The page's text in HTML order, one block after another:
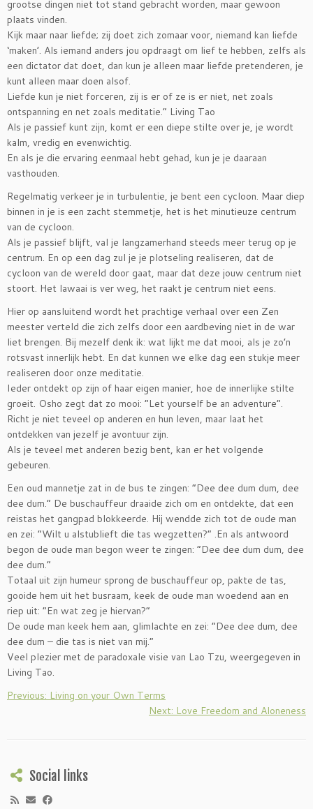
grootse dingen niet tot stand gebracht worden, maar gewoon
plaats vinden.
Kijk maar naar liefde; zij doet zich zomaar voor, niemand kan liefde
‘maken’. Als iemand anders jou opdraagt om lief te hebben, zelfs als
een dictator dat doet, dan kun je alleen maar liefde pretenderen, je
kunt alleen maar doen alsof.
Liefde kun je niet forceren, zij is er of ze is er niet, net zoals
ontspanning en net zoals meditatie.” Living Tao
Als je passief kunt zijn, komt er een diepe stilte over je, je wordt
kalm, vredig en evenwichtig.
En als je die ervaring eenmaal hebt gehad, kun je je daaraan
vasthouden.
Regelmatig verkeer je in turbulentie, je bent een cycloon. Maar diep
binnen in je is een zacht stemmetje, het is het minutieuze centrum
van de cycloon.
Als je passief blijft, val je langzamerhand steeds meer terug op je
centrum. En op een dag zul je je plotseling realiseren, dat de
cycloon van de wereld door gaat, maar dat deze jouw centrum niet
stoort. Het lawaai is ver weg, het raakt je centrum niet eens.
Hier op aansluitend wordt het prachtige verhaal over een Zen
meester verteld die zich zelfs door een aardbeving niet in de war
liet brengen. Bij mezelf denk ik: wat lijkt me dat mooi, als je zo’n
rotsvast innerlijk hebt. En dat kunnen we elke dag een stukje meer
realiseren door onze meditatie.
Ieder ontdekt op zijn of haar eigen manier, hoe de innerlijke stilte
groeit. Osho zegt dat zo mooi: “Let yourself be an adventure”.
Richt je niet teveel op anderen en hun leven, maar laat het
ontdekken van jezelf je avontuur zijn.
Als je teveel met anderen bezig bent, kan er het volgende
gebeuren.
Een oud mannetje zat in de bus te zingen: “Dee dee dum dum, dee
dee dum.” De buschauffeur draaide zich om en ontdekte, dat een
reistas het gangpad blokkeerde. Hij wendde zich tot de oude man
en zei: “Wilt u alstublieft die tas wegzetten?” .En als antwoord
begon de oude man begon weer te zingen: “Dee dee dum dum, dee
dee dum.”
Totaal uit zijn humeur sprong de buschauffeur op, pakte de tas,
gooide hem uit het busraam, keek de oude man woedend aan en
riep uit: “En wat zeg je hiervan?”
De oude man keek hem aan, glimlachte en zei: “Dee dee dum, dee
dee dum – die tas is niet van mij.”
Veel plezier met de paradoxale visie van Lao Tzu, weergegeven in
Living Tao.
Previous: Living on your Own Terms
Next: Love Freedom and Aloneness
Social links